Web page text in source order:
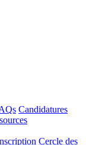
Candidatures
Cercle des